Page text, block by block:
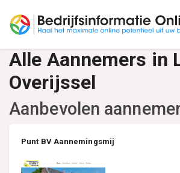
Alle Aannemers in
Overijssel
Aanbevolen
Punt BV Aannemingsmij